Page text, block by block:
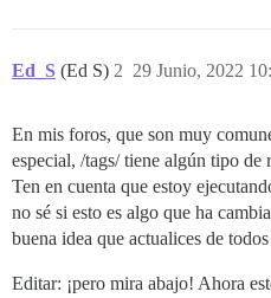
Ed_S (Ed S) 29 Junio, 2022
2
En mis foros, que son muy
especial, /tags/ tiene algún tipo de
Ten en cuenta que estoy
no sé si esto es algo que ha
buena idea que actualices de
Editar: ¡pero mira abajo! Ahora